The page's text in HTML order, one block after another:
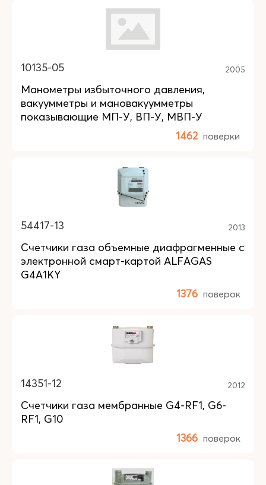
10135-05 2005
Манометры избыточного давления,
вакуумметры и мановакуумметры
показывающие МП-У, ВП-У, МВП-У
1462 поверки
54417-13 2013
Счетчики газа объемные диафрагменные с
электронной смарт-картой ALFAGAS
G4A1KY
1376 поверок
14351-12 2012
Счетчики газа мембранные G4-RF1, G6-
RF1, G10
1366 поверок